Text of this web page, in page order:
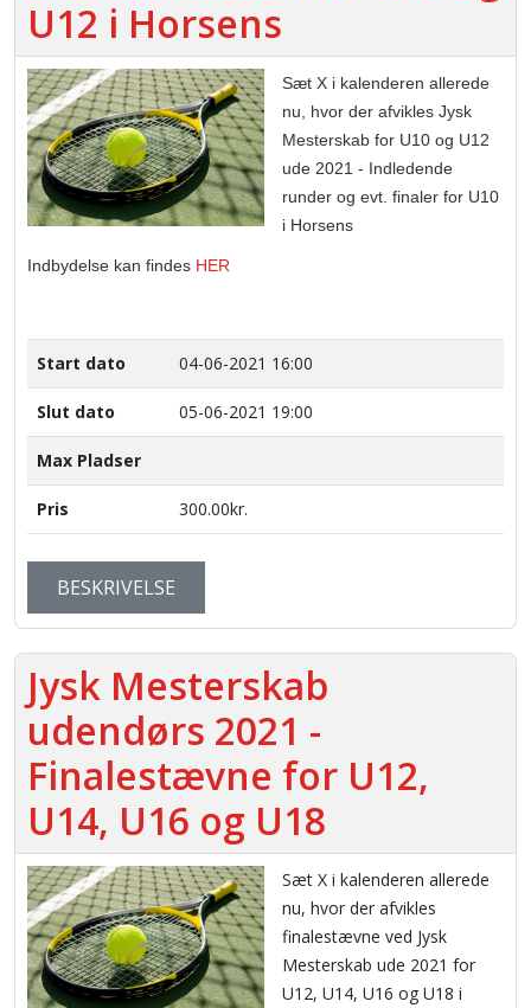
U12 i Horsens
Sæt X i kalenderen allerede
nu, hvor der afvikles Jysk
Mesterskab for U10 og U12
ude 2021 - Indledende
runder og evt. finaler for U10
i Horsens
Indbydelse kan findes HER
Start dato 04-06-2021 16:00
Slut dato 05-06-2021 19:00
Max Pladser
Pris 300.00kr.
BESKRIVELSE
Jysk Mesterskab
udendørs 2021 -
Finalestævne for U12,
U14, U16 og U18
Sæt X i kalenderen allerede
nu, hvor der afvikles
finalestævne ved Jysk
Mesterskab ude 2021 for
U12, U14, U16 og U18 i